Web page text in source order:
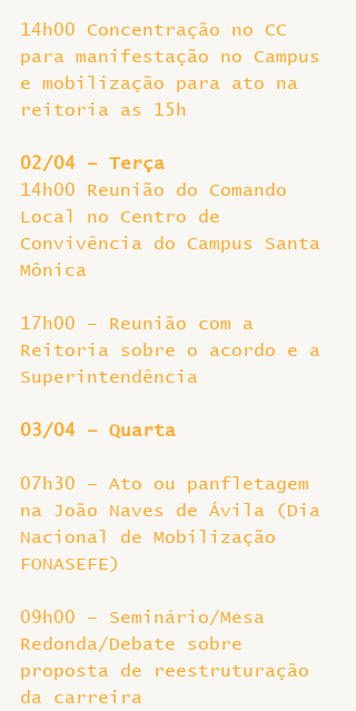
14h00 Concentração no CC
para manifestação no Campus
e mobilização para ato na
reitoria as 15h
02/04 – Terça
14h00 Reunião do Comando
Local no Centro de
Convivência do Campus Santa
Mônica
17h00 – Reunião com a
Reitoria sobre o acordo e a
Superintendência
03/04 – Quarta
07h30 – Ato ou panfletagem
na João Naves de Ávila (Dia
Nacional de Mobilização
FONASEFE)
09h00 – Seminário/Mesa
Redonda/Debate sobre
proposta de reestruturação
da carreira